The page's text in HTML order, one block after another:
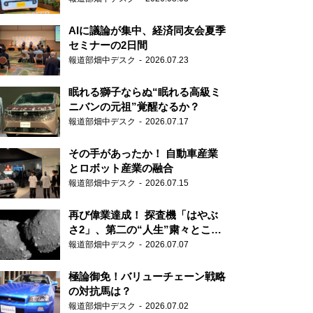
AIに議論が集中、経済同友会夏季
セミナーの2日間
報道部畑中デスク 2026.07.23
眠れる獅子ならぬ“眠れる高級ミ
ニバンの元祖”覚醒なるか？
報道部畑中デスク 2026.07.17
その手があったか！ 自動車産業
とロボット産業の融合
報道部畑中デスク 2026.07.15
再び偉業達成！ 探査機「はやぶ
さ2」、第二の“人生”粛々とこな
す
報道部畑中デスク 2026.07.07
極論御免！バリューチェーン戦略
の対抗馬は？
報道部畑中デスク 2026.07.02